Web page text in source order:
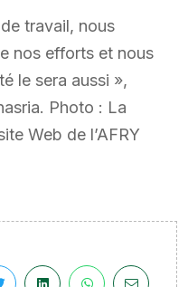
travail, nous
nos efforts et nous
le sera aussi »,
Photo : La
Web de l’AFRY